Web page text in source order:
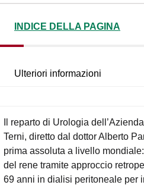
INDICE DELLA PAGINA
Ulteriori informazioni
Il reparto di Urologia
Terni, diretto dal dottor Alberto
prima assoluta a livello
del rene tramite approccio
69 anni in dialisi peritoneale per